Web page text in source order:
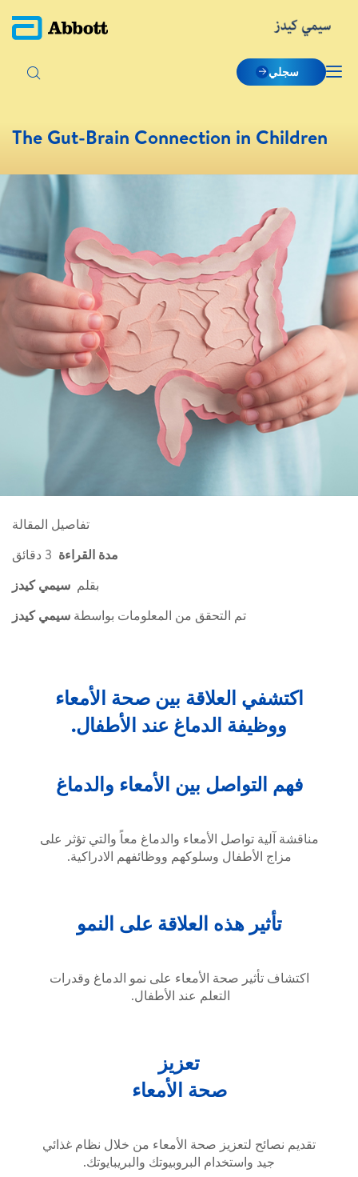
سجلي
The Gut-Brain Connection in Children
تفاصيل المقالة
مدة القراءة
بقلم سيمي كيدز
تم التحقق من المعلومات بواسطة سيمي كيدز
اكتشفي العلاقة بين صحة الأمعاء
ووظيفة الدماغ عند الأطفال.
فهم التواصل بين الأمعاء والدماغ
مناقشة آلية تواصل الأمعاء والدماغ معاً والتي تؤثر على
مزاج الأطفال وسلوكهم ووظائفهم الادراكية.
تأثير هذه العلاقة على النمو
اكتشاف تأثير صحة الأمعاء على نمو الدماغ وقدرات
التعلم عند الأطفال.
تعزيز
صحة الأمعاء
تقديم نصائح لتعزيز صحة الأمعاء من خلال نظام غذائي
جيد واستخدام البروبيوتك والبريبايوتك.